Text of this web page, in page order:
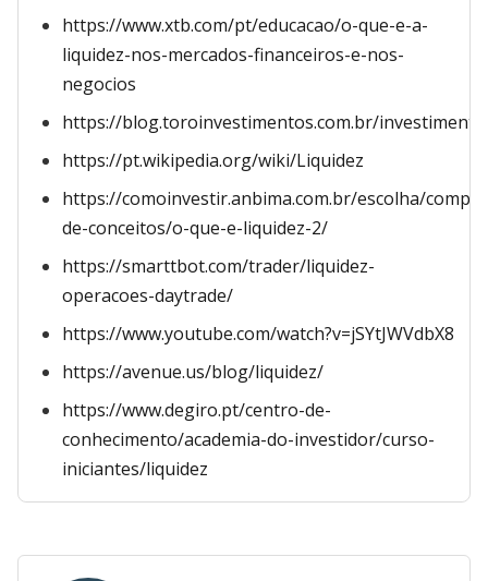
https://www.xtb.com/pt/educacao/o-que-e-a-
liquidez-nos-mercados-financeiros-e-nos-
negocios
https://blog.toroinvestimentos.com.br/
https://pt.wikipedia.org/wiki/Liquidez
https://comoinvestir.anbima.com.br/escolha/
de-conceitos/o-que-e-liquidez-2/
https://smarttbot.com/trader/liquidez-
operacoes-daytrade/
https://www.youtube.com/watch?v=jSYtJWVdbX8
https://avenue.us/blog/liquidez/
https://www.degiro.pt/centro-de-
conhecimento/academia-do-investidor/curso-
iniciantes/liquidez